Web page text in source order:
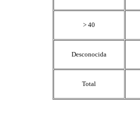
> 40
Desconocida
Total